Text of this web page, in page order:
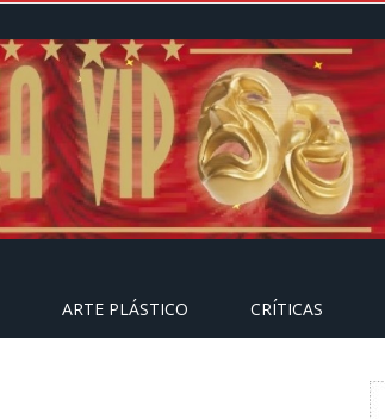
ARTE PLÁSTICO CRÍTICAS